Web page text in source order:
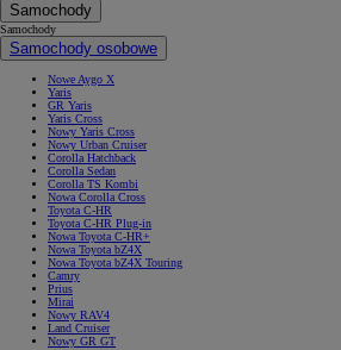
Samochody
Samochody
Samochody osobowe
Nowe Aygo X
Yaris
GR Yaris
Yaris Cross
Nowy Yaris Cross
Nowy Urban Cruiser
Corolla Hatchback
Corolla Sedan
Corolla TS Kombi
Nowa Corolla Cross
Toyota C-HR
Toyota C-HR Plug-in
Nowa Toyota C-HR+
Nowa Toyota bZ4X
Nowa Toyota bZ4X Touring
Camry
Prius
Mirai
Nowy RAV4
Land Cruiser
Nowy GR GT